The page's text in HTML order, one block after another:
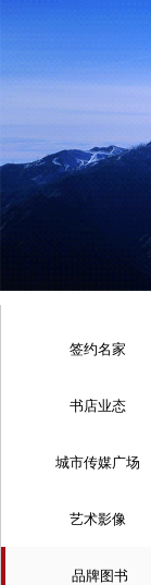
签约名家
书店业态
城市传媒广场
艺术影像
品牌图书